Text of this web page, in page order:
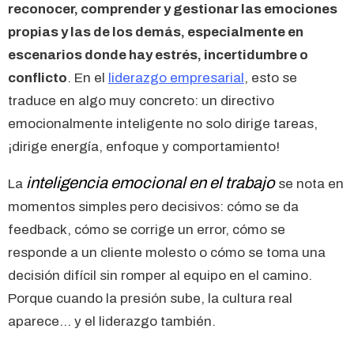
reconocer, comprender y gestionar las emociones
propias y las de los demás, especialmente en
escenarios donde hay estrés, incertidumbre o
conflicto. En el liderazgo empresarial, esto se
traduce en algo muy concreto: un directivo
emocionalmente inteligente no solo dirige tareas,
¡dirige energía, enfoque y comportamiento!
La inteligencia emocional en el trabajose nota en
momentos simples pero decisivos: cómo se da
feedback, cómo se corrige un error, cómo se
responde a un cliente molesto o cómo se toma una
decisión difícil sin romper al equipo en el camino.
Porque cuando la presión sube, la cultura real
aparece… y el liderazgo también.